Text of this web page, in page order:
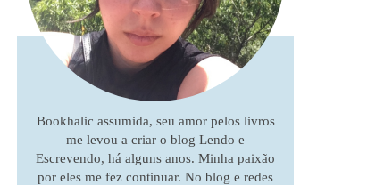
Bookhalic assumida, seu amor pelos livros
me levou a criar o blog Lendo e
Escrevendo, há alguns anos. Minha paixão
por eles me fez continuar. No blog e redes